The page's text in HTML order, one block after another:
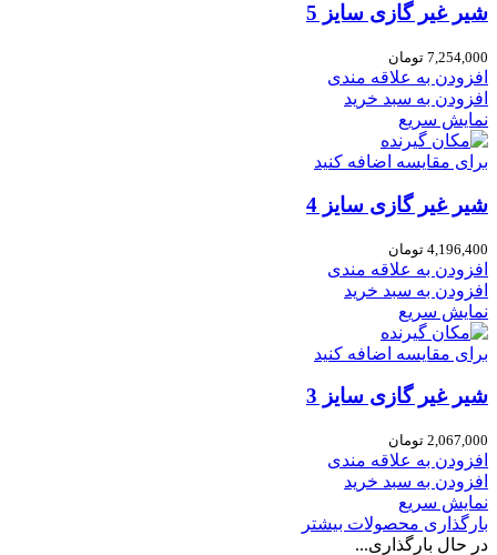
شیر غیر گازی سایز 5
7,254,000 تومان
افزودن به علاقه مندی
افزودن به سبد خرید
نمایش سریع
برای مقایسه اضافه کنید
شیر غیر گازی سایز 4
4,196,400 تومان
افزودن به علاقه مندی
افزودن به سبد خرید
نمایش سریع
برای مقایسه اضافه کنید
شیر غیر گازی سایز 3
2,067,000 تومان
افزودن به علاقه مندی
افزودن به سبد خرید
نمایش سریع
بارگذاری محصولات بیشتر
در حال بارگذاری...